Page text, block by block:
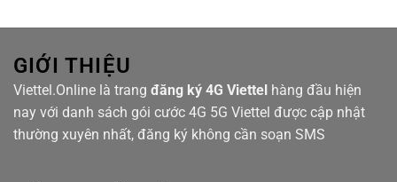
Masteri
GIỚI THIỆU
Viettel.Online là trang đăng ký 4G Viettel hàng đầu hiện
nay với danh sách gói cước 4G 5G Viettel được cập nhật
thường xuyên nhất, đăng ký không cần soạn SMS